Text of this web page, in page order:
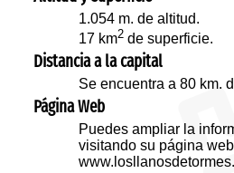
1.054 m. de altitud.
17 km2 de superficie.
Distancia a la capital
Se encuentra a 80 km.
Página Web
Puedes ampliar la
visitando su página